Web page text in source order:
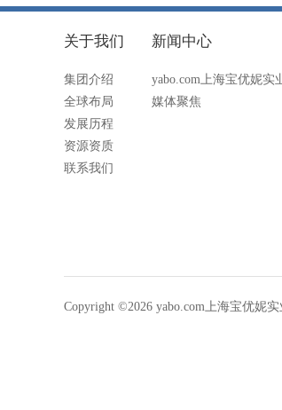
关于我们
集团介绍
全球布局
发展历程
资源资质
联系我们
新闻中心
yabo.com上海宝优妮实
媒体聚焦
Copyright ©2026 yabo.com上海宝优妮